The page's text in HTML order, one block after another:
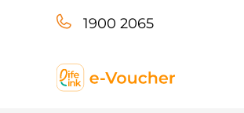
1900 2065